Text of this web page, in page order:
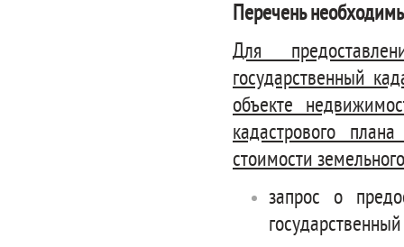
Перечень
Для
государственный
объекте
кадастрового
стоимости
запрос о